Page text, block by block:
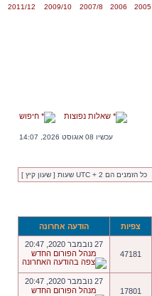
2005
2006
2007/8
2009/10
2011/12
שאלות נפוצות חיפוש
עכשיו 08 אוגוסט 2026, 14:07
כל הזמנים הם UTC + 2 שעות [ שעון קיץ ]
צפיות הודעה אחרונה
47181
27 נובמבר 2020, 20:47
מנהל הפורום החדש
17801
27 נובמבר 2020, 20:47
מנהל הפורום החדש